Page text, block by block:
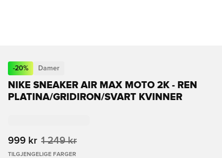
-20% Damer
NIKE SNEAKER AIR MAX MOTO 2K - REN
PLATINA/GRIDIRON/SVART KVINNER
999 kr 1 249 kr
TILGJENGELIGE FARGER